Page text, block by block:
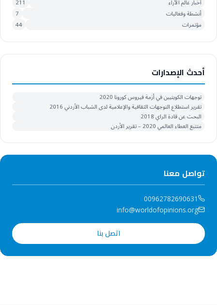
أخبار عالم الآراء
211
أنشطة وفعاليات
7
مؤتمرات
44
أحدث الإصدارات
توجهات الكويتيين في أزمة فيروس كورونا 2020
تقرير استطلاع التوجهات الثقافية والإعلامية لدى الشباب الأردني 2016
البحث عن قادة الراي 2018
متتبع العطاء العالمي 2020 – تقرير الأردن
تواصل معنا
00962782690631
info@worldofopinions.org
اتصل بنا